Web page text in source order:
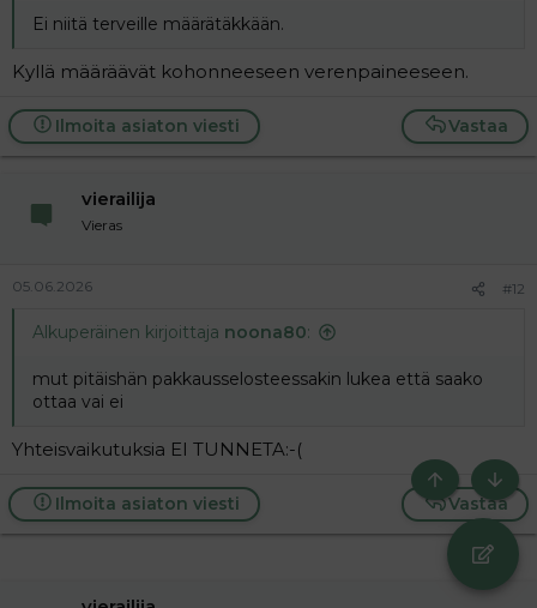
Ei niitä terveille määrätäkkään.
Kyllä määräävät kohonneeseen verenpaineeseen.
Vastaa
Ilmoita asiaton viesti
vierailija
Vieras
05.06.2026 #12
Alkuperäinen kirjoittaja noona80:
mut pitäishän pakkausselosteessakin lukea että saako
ottaa vai ei
Yhteisvaikutuksia EI TUNNETA:-(
Vastaa
Ilmoita asiaton viesti Ylös